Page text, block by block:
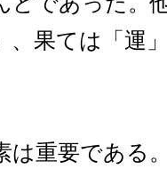
、果ては「運
は重要である